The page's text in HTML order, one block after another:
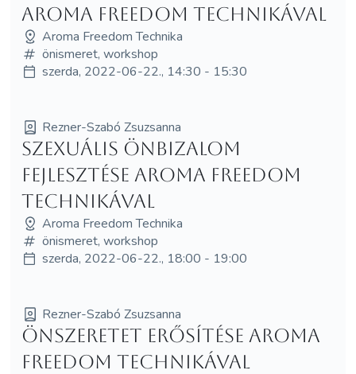
Aroma Freedom Technikával
Aroma Freedom Technika
önismeret, workshop
szerda, 2022-06-22., 14:30 - 15:30
Rezner-Szabó Zsuzsanna
Szexuális önbizalom
fejlesztése Aroma Freedom
Technikával
Aroma Freedom Technika
önismeret, workshop
szerda, 2022-06-22., 18:00 - 19:00
Rezner-Szabó Zsuzsanna
Önszeretet erősítése Aroma
Freedom Technikával